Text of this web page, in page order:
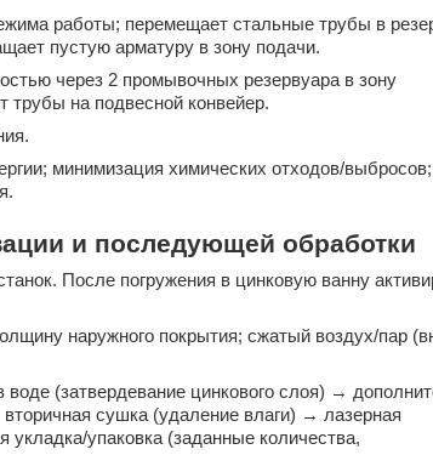
работы; перемещает стальные трубы в
пустую арматуру в зону подачи.
через 2 промывочных резервуара в зону
трубы на подвесной конвейер.
минимизация химических отходов/выбросов;
и последующей обработки
После погружения в цинковую ванну
наружного покрытия; сжатый воздух/пар
(затвердевание цинкового слоя) →
сушка (удаление влаги) → лазерная
упаковка (заданные количества,